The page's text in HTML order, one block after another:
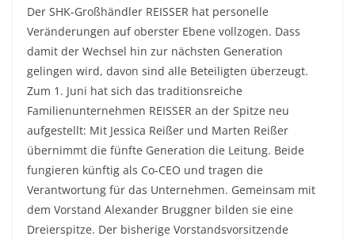
Der SHK-Großhändler REISSER hat personelle
Veränderungen auf oberster Ebene vollzogen. Dass
damit der Wechsel hin zur nächsten Generation
gelingen wird, davon sind alle Beteiligten überzeugt.
Zum 1. Juni hat sich das traditionsreiche
Familienunternehmen REISSER an der Spitze neu
aufgestellt: Mit Jessica Reißer und Marten Reißer
übernimmt die fünfte Generation die Leitung. Beide
fungieren künftig als Co-CEO und tragen die
Verantwortung für das Unternehmen. Gemeinsam mit
dem Vorstand Alexander Bruggner bilden sie eine
Dreierspitze. Der bisherige Vorstandsvorsitzende